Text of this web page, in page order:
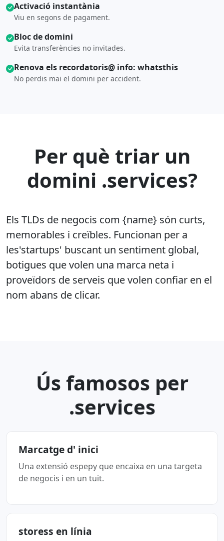
Activació instantània
Viu en segons de pagament.
Bloc de domini
Evita transferències no invitades.
Renova els recordatoris@ info: whatsthis
No perdis mai el domini per accident.
Per què triar un
domini .services?
Els TLDs de negocis com {name} són curts,
memorables i creïbles. Funcionan per a
les'startups' buscant un sentiment global,
botigues que volen una marca neta i
proveïdors de serveis que volen confiar en el
nom abans de clicar.
Ús famosos per
.services
Marcatge d' inici
Una extensió espepy que encaixa en una targeta
de negocis i en un tuit.
storess en línia